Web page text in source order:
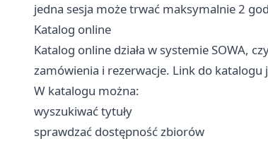
jedna sesja może trwać maksymalnie 2
Katalog online
Katalog online działa w systemie SOWA,
zamówienia i rezerwacje. Link do
W katalogu można:
wyszukiwać tytuły
sprawdzać dostępność zbiorów